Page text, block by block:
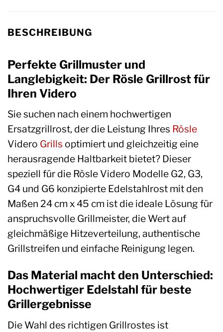
BESCHREIBUNG
Perfekte Grillmuster und
Langlebigkeit: Der Rösle Grillrost für
Ihren Videro
Sie suchen nach einem hochwertigen
Ersatzgrillrost, der die Leistung Ihres Rösle
Videro Grills optimiert und gleichzeitig eine
herausragende Haltbarkeit bietet? Dieser
speziell für die Rösle Videro Modelle G2, G3,
G4 und G6 konzipierte Edelstahlrost mit den
Maßen 24 cm x 45 cm ist die ideale Lösung für
anspruchsvolle Grillmeister, die Wert auf
gleichmäßige Hitzeverteilung, authentische
Grillstreifen und einfache Reinigung legen.
Das Material macht den Unterschied:
Hochwertiger Edelstahl für beste
Grillergebnisse
Die Wahl des richtigen Grillrostes ist